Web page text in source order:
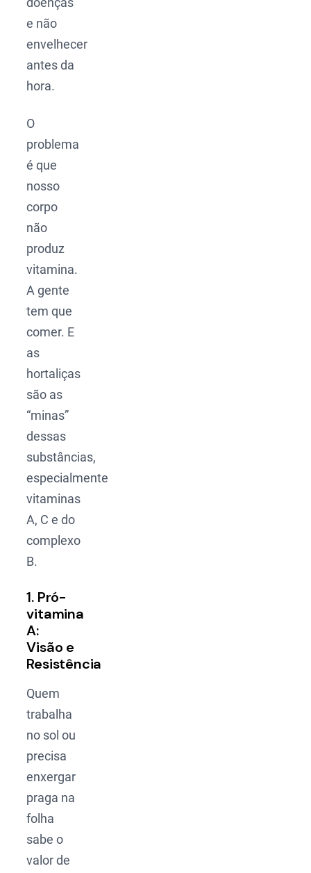
e não
envelhecer
antes da
hora.
O
problema
é que
nosso
corpo
não
produz
vitamina.
A gente
tem que
comer. E
as
hortaliças
são as
“minas”
dessas
substâncias,
especialmente
vitaminas
A, C e do
complexo
B.
1. Pró-
vitamina
A:
Visão e
Resistência
Quem
trabalha
no sol ou
precisa
enxergar
praga na
folha
sabe o
valor de